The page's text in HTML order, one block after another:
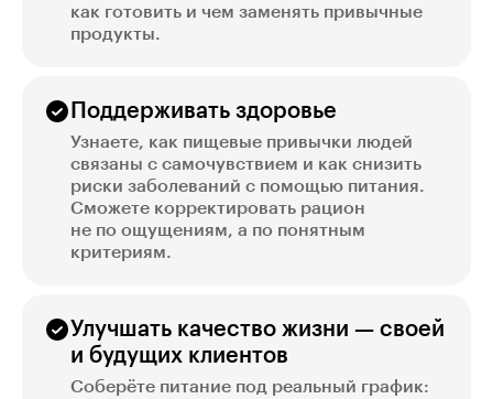
как готовить и чем заменять привычные
продукты.
Поддерживать здоровье
Узнаете, как пищевые привычки людей
связаны с самочувствием и как снизить
риски заболеваний с помощью питания.
Сможете корректировать рацион
не по ощущениям, а по понятным
критериям.
Улучшать качество жизни — своей
и будущих клиентов
Соберёте питание под реальный график: